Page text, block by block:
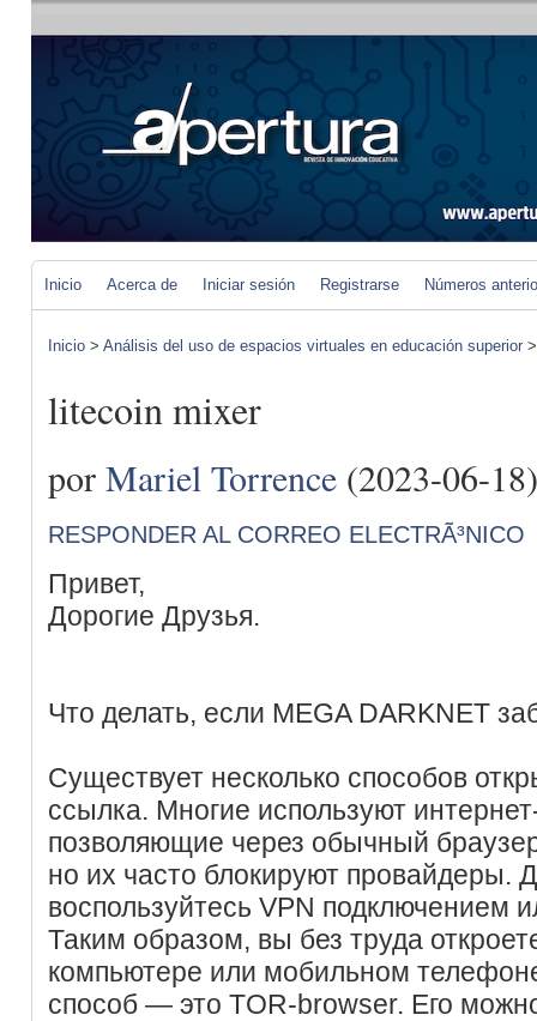
Inicio Acerca de Iniciar sesión Registrarse Números
Inicio > Análisis del uso de espacios virtuales en educación superior
litecoin mixer
por Mariel Torrence (2023-06-18)
RESPONDER AL CORREO ELECTRÃ³NICO
Привет,
Дорогие Друзья.
Что делать, если MEGA DARKNET
Существует несколько способов
ссылка. Многие используют
позволяющие через обычный
но их часто блокируют провайдеры.
воспользуйтесь VPN подключением
Таким образом, вы без труда
компьютере или мобильном
способ — это TOR-browser. Его